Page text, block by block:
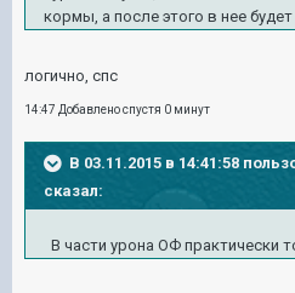
кормы, а после этого в нее будет
логично, спс
14:47 Добавлено спустя 0 минут
В 03.11.2015 в 14:41:58
сказал:
В части урона ОФ практически